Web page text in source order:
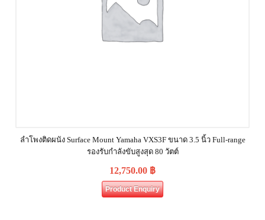
ลำโพงติดผนัง Surface Mount Yamaha VXS3F ขนาด 3.5 นิ้ว Full-range
รองรับกำลังขับสูงสุด 80 วัตต์
12,750.00 ฿
Product Enquiry